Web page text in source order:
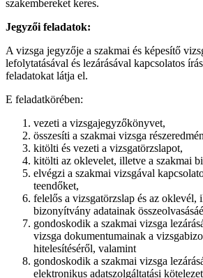
szakembereket keres.
Jegyzői feladatok:
A vizsga jegyzője a szakmai és képesítő
lefolytatásával és lezárásával kapcsolatos
feladatokat látja el.
E feladatkörében:
vezeti a vizsgajegyzőkönyvet,
összesíti a szakmai vizsga
kitölti és vezeti a vizsgatörzslapot,
kitölti az oklevelet, illetve a szakmai
elvégzi a szakmai vizsgával
teendőket,
felelős a vizsgatörzslap és az oklevél,
bizonyítvány adatainak
gondoskodik a szakmai vizsga
vizsga dokumentumainak a
hitelesítéséről, valamint
gondoskodik a szakmai vizsga
elektronikus adatszolgáltatási